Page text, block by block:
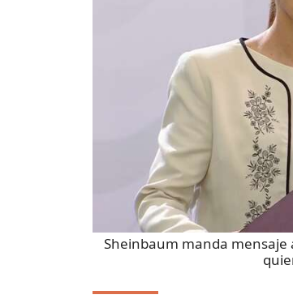
Sheinbaum manda mensaje